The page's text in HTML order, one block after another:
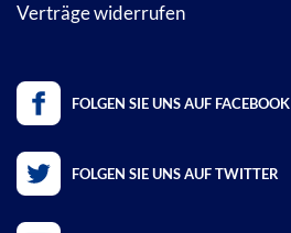
Verträge widerrufen
FOLGEN SIE UNS AUF FACEBOOK
FOLGEN SIE UNS AUF TWITTER